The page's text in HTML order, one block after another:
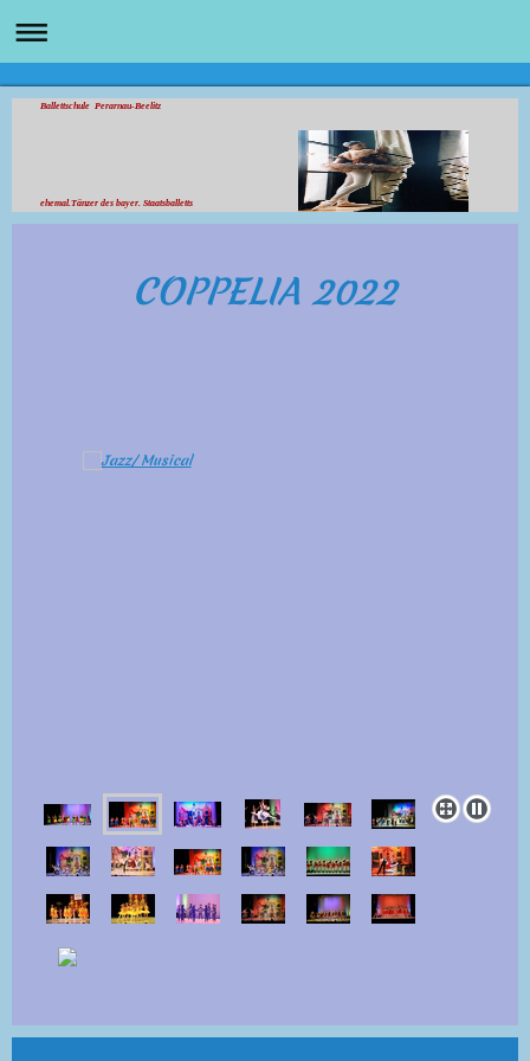
Ballettschule Perarnau-Beelitz
ehemal.Tänzer des bayer. Staatsballetts
COPPELIA 2022